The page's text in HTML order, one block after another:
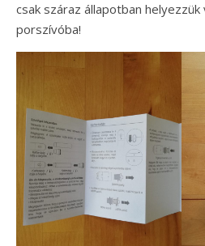
csak száraz állapotban
porszívóba!